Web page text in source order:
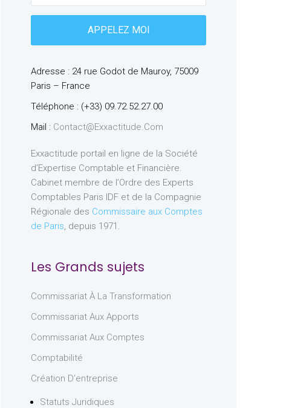
Adresse : 24 rue Godot de Mauroy, 75009
Paris – France
Téléphone : (+33) 09.72.52.27.00
Mail : Contact@exxactitude.com
Exxactitude portail en ligne de la Société
d’Expertise Comptable et Financière.
Cabinet membre de l’Ordre des Experts
Comptables Paris IDF et de la Compagnie
Régionale des Commissaire aux Comptes
de Paris, depuis 1971.
Les Grands sujets
Commissariat À La Transformation
Commissariat Aux Apports
Commissariat Aux Comptes
Comptabilité
Création D'entreprise
Statuts Juridiques